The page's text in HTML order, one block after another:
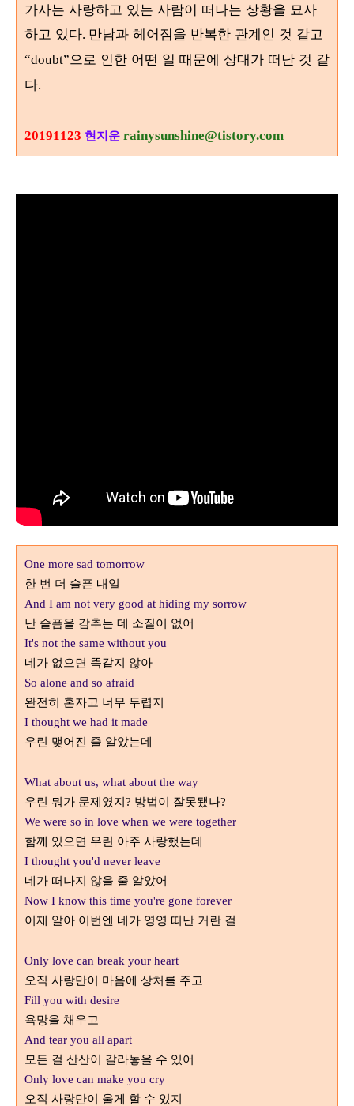
가사는 사랑하고 있는 사람이 떠나는 상황을 묘사
하고 있다. 만남과 헤어짐을 반복한 관계인 것 같고
“doubt”으로 인한 어떤 일 때문에 상대가 떠난 것 같
다.
20191123 현지운 rainysunshine@tistory.com
One more sad tomorrow
한 번 더 슬픈 내일
And I am not very good at hiding my sorrow
난 슬픔을 감추는 데 소질이 없어
It's not the same without you
네가 없으면 똑같지 않아
So alone and so afraid
완전히 혼자고 너무 두렵지
I thought we had it made
우린 맺어진 줄 알았는데
What about us, what about the way
우린 뭐가 문제였지? 방법이 잘못됐나?
We were so in love when we were together
함께 있으면 우린 아주 사랑했는데
I thought you'd never leave
네가 떠나지 않을 줄 알았어
Now I know this time you're gone forever
이제 알아 이번엔 네가 영영 떠난 거란 걸
Only love can break your heart
오직 사랑만이 마음에 상처를 주고
Fill you with desire
욕망을 채우고
And tear you all apart
모든 걸 산산이 갈라놓을 수 있어
Only love can make you cry
오직 사랑만이 울게 할 수 있지